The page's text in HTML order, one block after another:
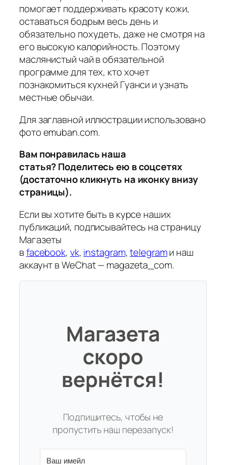
помогает поддерживать красоту кожи,
оставаться бодрым весь день и
обязательно похудеть, даже не смотря на
его высокую калорийность. Поэтому
маслянистый чай в обязательной
программе для тех, кто хочет
познакомиться кухней Гуанси и узнать
местные обычаи.
Для заглавной иллюстрации использовано
фото emuban.com.
Вам понравилась наша
статья? Поделитесь ею в соцсетях
(достаточно кликнуть на иконку внизу
страницы).
Если вы хотите быть в курсе наших
публикаций, подписывайтесь на страницу
Магазеты
вfacebook, vk, instagram,telegramи наш
аккаунт в WeChat — magazeta_com.
Магазета
скоро
вернётся!
Подпишитесь, чтобы не
пропустить наш перезапуск!